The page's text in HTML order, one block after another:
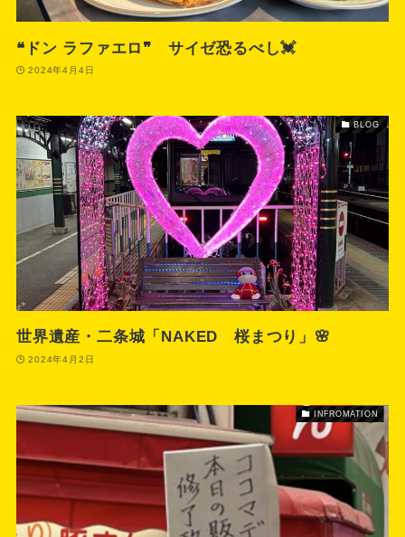
❝ドン ラファエロ❞ サイゼ恐るべし💓
2024年4月4日
BLOG
世界遺産・二条城「NAKED 桜まつり」🌸
2024年4月2日
INFROMATION